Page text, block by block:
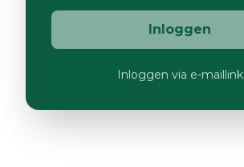
Inloggen
Inloggen via e-maillink